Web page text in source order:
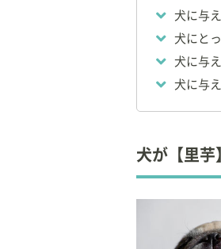
犬に与
犬にと
犬に与
犬に与
犬が【里芋